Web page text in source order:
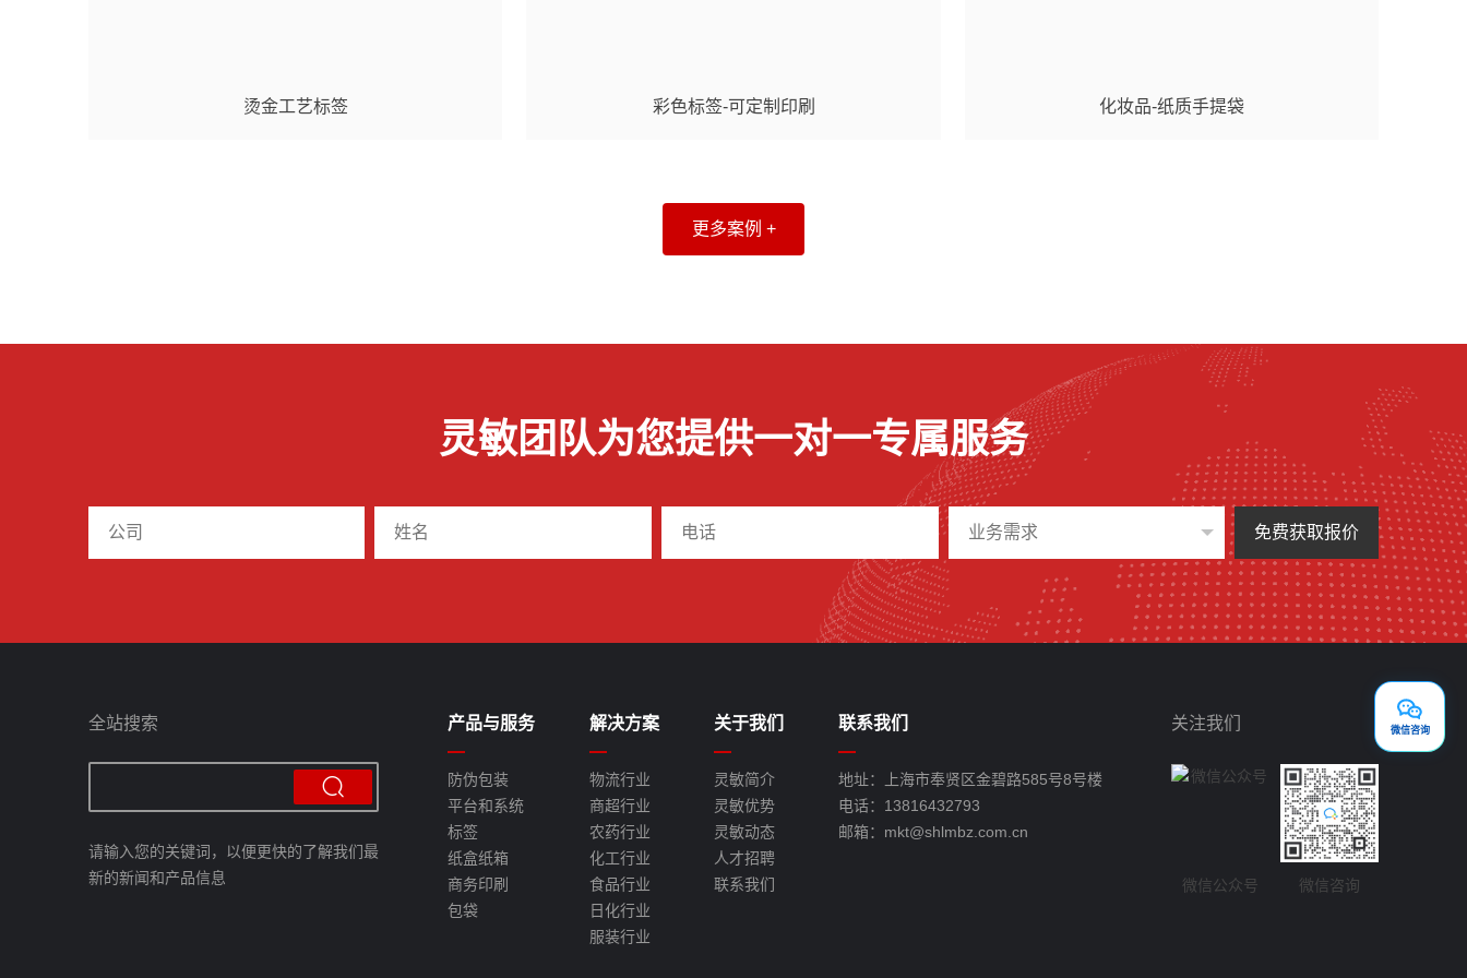
烫金工艺标签 彩色标签-可定制印刷 化妆品-纸质手提袋
更多案例 +
灵敏团队为您提供一对一专属服务
免费获取报价
产品与服务
防伪包装
平台和系统
标签
纸盒纸箱
商务印刷
包袋
解决方案
物流行业
商超行业
农药行业
化工行业
食品行业
日化行业
服装行业
关于我们
灵敏简介
灵敏优势
灵敏动态
人才招聘
联系我们
联系我们
地址：上海市奉贤区金碧路585号8号楼
电话：13816432793
邮箱：mkt@shlmbz.com.cn
全站搜索
请输入您的关键词，以便更快的了解我们最
新的新闻和产品信息
关注我们
微信公众号 微信咨询
微信咨询